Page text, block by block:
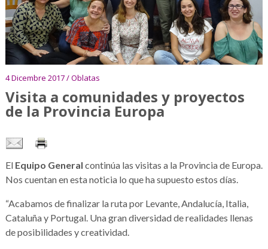
4 Dicembre 2017 / Oblatas
Visita a comunidades y proyectos
de la Provincia Europa
El Equipo General continúa las visitas a la Provincia de Europa.
Nos cuentan en esta noticia lo que ha supuesto estos días.
“Acabamos de finalizar la ruta por Levante, Andalucía, Italia,
Cataluña y Portugal. Una gran diversidad de realidades llenas
de posibilidades y creatividad.